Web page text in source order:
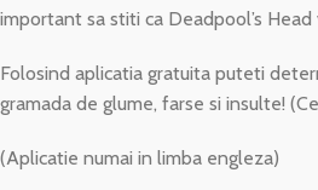
important sa stiti ca Deadpool’s
Folosind aplicatia gratuita puteti
gramada de glume, farse si insulte!
(Aplicatie numai in limba engleza)